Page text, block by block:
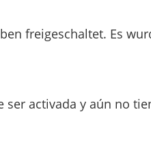
freigeschaltet. Es
ser activada y aún no